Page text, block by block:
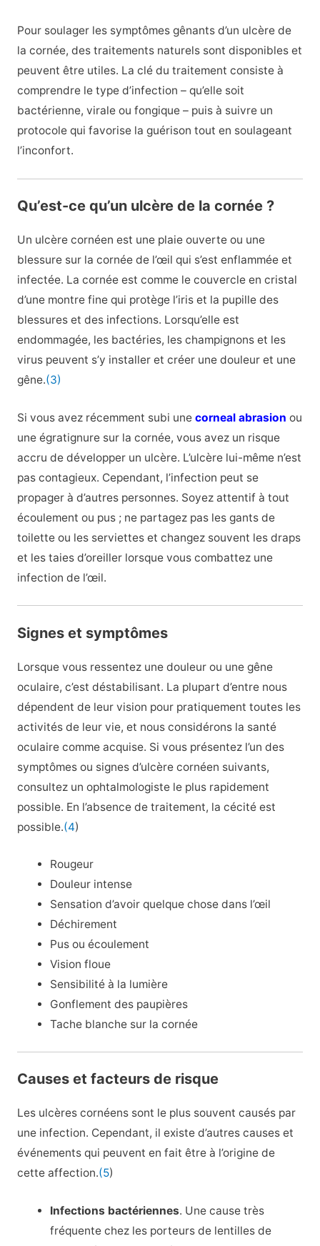
Pour soulager les symptômes gênants d’un ulcère de
la cornée, des traitements naturels sont disponibles et
peuvent être utiles. La clé du traitement consiste à
comprendre le type d’infection – qu’elle soit
bactérienne, virale ou fongique – puis à suivre un
protocole qui favorise la guérison tout en soulageant
l’inconfort.
Qu’est-ce qu’un ulcère de la cornée ?
Un ulcère cornéen est une plaie ouverte ou une
blessure sur la cornée de l’œil qui s’est enflammée et
infectée. La cornée est comme le couvercle en cristal
d’une montre fine qui protège l’iris et la pupille des
blessures et des infections. Lorsqu’elle est
endommagée, les bactéries, les champignons et les
virus peuvent s’y installer et créer une douleur et une
gêne.(3)
Si vous avez récemment subi une corneal abrasion ou
une égratignure sur la cornée, vous avez un risque
accru de développer un ulcère. L’ulcère lui-même n’est
pas contagieux. Cependant, l’infection peut se
propager à d’autres personnes. Soyez attentif à tout
écoulement ou pus ; ne partagez pas les gants de
toilette ou les serviettes et changez souvent les draps
et les taies d’oreiller lorsque vous combattez une
infection de l’œil.
Signes et symptômes
Lorsque vous ressentez une douleur ou une gêne
oculaire, c’est déstabilisant. La plupart d’entre nous
dépendent de leur vision pour pratiquement toutes les
activités de leur vie, et nous considérons la santé
oculaire comme acquise. Si vous présentez l’un des
symptômes ou signes d’ulcère cornéen suivants,
consultez un ophtalmologiste le plus rapidement
possible. En l’absence de traitement, la cécité est
possible.(4)
Rougeur
Douleur intense
Sensation d’avoir quelque chose dans l’œil
Déchirement
Pus ou écoulement
Vision floue
Sensibilité à la lumière
Gonflement des paupières
Tache blanche sur la cornée
Causes et facteurs de risque
Les ulcères cornéens sont le plus souvent causés par
une infection. Cependant, il existe d’autres causes et
événements qui peuvent en fait être à l’origine de
cette affection.(5)
Infections bactériennes. Une cause très
fréquente chez les porteurs de lentilles de